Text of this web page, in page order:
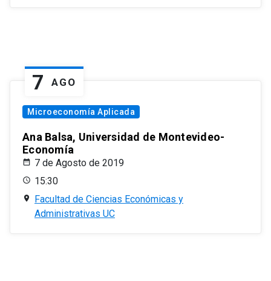
7 AGO
Microeconomía Aplicada
Ana Balsa, Universidad de Montevideo-
Economía
7 de Agosto de 2019
15:30
Facultad de Ciencias Económicas y
Administrativas UC